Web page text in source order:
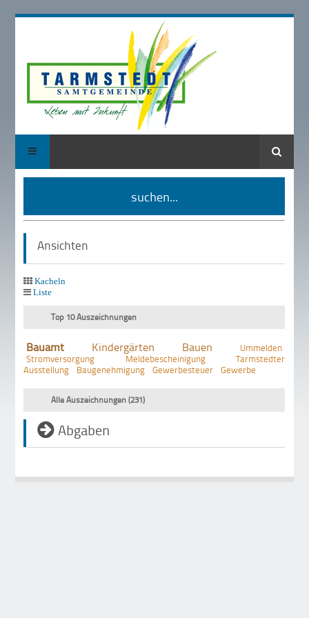
Suche
suchen...
Ansichten
Kacheln
Liste
Top 10 Auszeichnungen
Bauamt Kindergärten Bauen
Ummelden
Stromversorgung
Meldebescheinigung
Tarmstedter
Ausstellung
Baugenehmigung Gewerbesteuer Gewerbe
Alle Auszeichnungen (231)
Abgaben